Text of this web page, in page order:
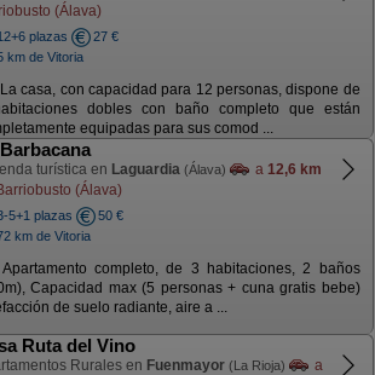
(Álava)
plazas
27 €
km de Vitoria
La casa, con capacidad para 12 personas, dispone de
dobles con baño completo que están
equipadas para sus comod ...
turística en Laguardia (Álava) a 12,6 km
(Álava)
5+1 plazas
50 €
km de Vitoria
Apartamento completo, de 3 habitaciones, 2 baños
Capacidad max (5 personas + cuna gratis bebe)
de suelo radiante, aire a ...
Ruta del Vino
Rurales en Fuenmayor (La Rioja)
a